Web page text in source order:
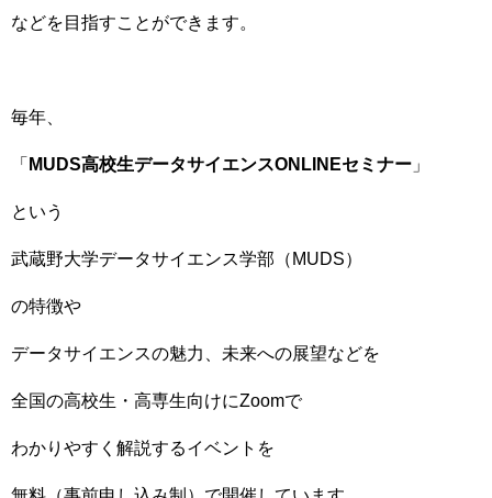
などを目指すことができます。
毎年、
「 MUDS高校生データサイエンスONLINEセミナー 」
という
武蔵野大学データサイエンス学部（MUDS）
の特徴や
データサイエンスの魅力、未来への展望などを
全国の高校生・高専生向けにZoomで
わかりやすく解説するイベントを